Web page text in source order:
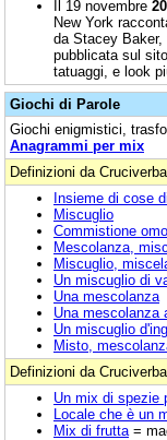
Il 19 novembre
New York
da Stacey Baker,
pubblicata sul
tatuaggi, e look
Giochi di Parole
Giochi enigmistici,
Anagrammi per mix
Definizioni da
Insieme di cose
Miscuglio
Commistione
Mescolanza,
Miscuglio,
Un miscuglio di
Una mescolanza
Una mescolanza
Un miscuglio
Misto,
Definizioni da
Un mix di spezie
Locale che è un
Mix di frutta =